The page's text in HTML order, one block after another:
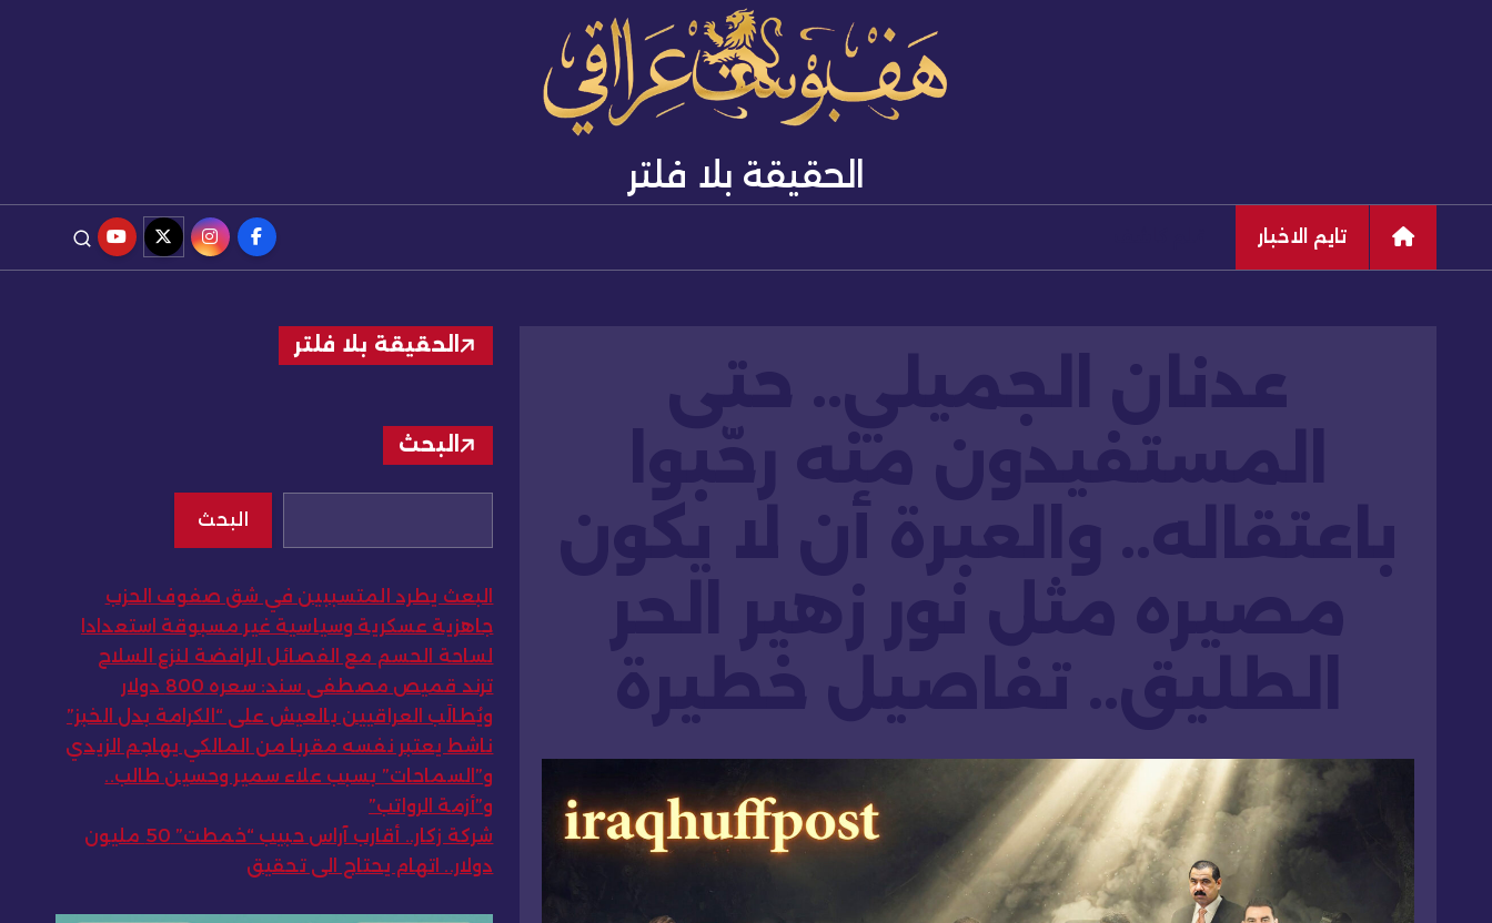
الحقيقة بلا فلتر
تايم الاخبار
عدنان الجميلي.. حتى
المستفيدون منه رحّبوا
باعتقاله.. والعبرة أن لا يكون
الطليق.. تفاصيل خطيرة
الحقيقة بلا فلتر
البحث
البحث
البعث يطرد المتسببين في شق صفوف الحزب
جاهزية عسكرية وسياسية غير مسبوقة استعدادا
لساحة الحسم مع الفصائل الرافضة لنزع السلاح
ترند قميص مصطفى سند: سعره 800 دولار
ويُطالَب العراقيين بالعيش على “الكرامة بدل الخبز”
ناشط يعتبر نفسه مقربا من المالكي يهاجم الزيدي
و”السماحات” بسبب علاء سمير وحسين طالب..
و”أزمة الرواتب”
شركة زكار.. أقارب آراس حبيب “خمطت” 50 مليون
دولار.. اتهام يحتاج الى تحقيق